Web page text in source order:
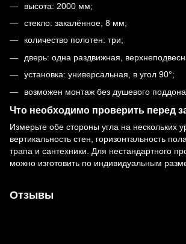
высота: 2000 мм;
стекло: закалённое, 8 мм;
количество полотен: три;
дверь: одна раздвижная,
установка: универсальная, в угол 90°;
возможен монтаж без душевого поддона.
Что необходимо проверить перед
Измерьте обе стороны угла на нескольких
вертикальность стен, горизонтальность
трапа и сантехники. Для нестандартного
можно изготовить по индивидуальным
Отзывы